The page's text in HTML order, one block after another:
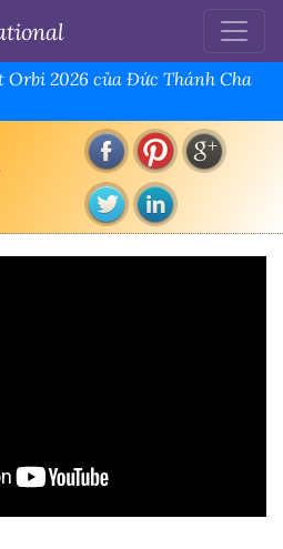
Orbi 2026 của Đức Thánh Cha